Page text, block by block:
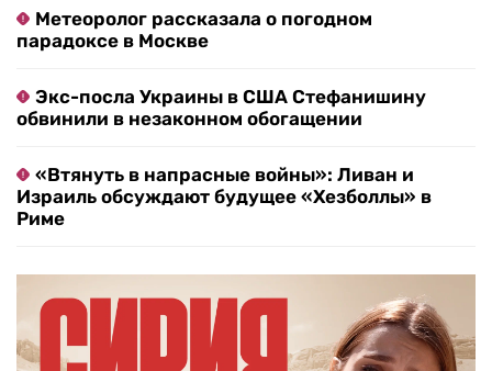
Метеоролог рассказала о погодном
парадоксе в Москве
Экс-посла Украины в США Стефанишину
обвинили в незаконном обогащении
«Втянуть в напрасные войны»: Ливан и
Израиль обсуждают будущее «Хезболлы» в
Риме